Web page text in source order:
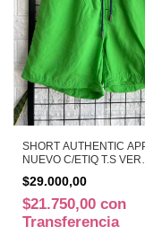
SHORT AUTHENTIC
NUEVO C/ETIQ T.S VER
(E18882)
$29.000,00
$21.750,00 con
Transferencia